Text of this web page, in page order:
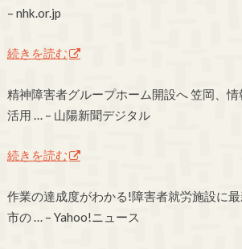
– nhk.or.jp
続きを読む
精神障害者グループホーム開設へ 笠岡、
活用 … – 山陽新聞デジタル
続きを読む
作業の達成度がわかる!障害者就労施設に
市の … – Yahoo!ニュース